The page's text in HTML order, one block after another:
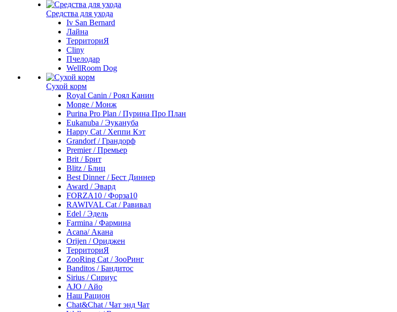
Средства для ухода
Iv San Bernard
Лайна
ТерриториЯ
Cliny
Пчелодар
WellRoom Dog
Сухой корм
Royal Canin / Роял Канин
Monge / Монж
Purina Pro Plan / Пурина Про План
Eukanuba / Эукануба
Happy Cat / Хеппи Кэт
Grandorf / Грандорф
Premier / Премьер
Brit / Брит
Blitz / Блиц
Best Dinner / Бест Диннер
Award / Эвард
FORZA10 / Форза10
RAWIVAL Cat / Равивал
Edel / Эдель
Farmina / Фармина
Acana/ Акана
Orijen / Ориджен
ТерриториЯ
ZooRing Cat / ЗооРинг
Banditos / Бандитос
Sirius / Сириус
AJO / Айо
Наш Рацион
Chat&Chat / Чат энд Чат